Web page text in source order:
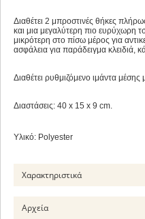
Διαθέτει 2 μπροστινές θήκες
και μια μεγαλύτερη πιο ευρύχωρη
μικρότερη στο πίσω μέρος για
ασφάλεια για παράδειγμα κλειδιά,
Διαθέτει ρυθμιζόμενο ιμάντα
Διαστάσεις: 40 x 15 x 9 cm.
Υλικό: Polyester
Χαρακτηριστικά
Αρχεία